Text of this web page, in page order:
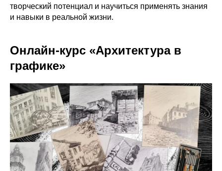
творческий потенциал и научиться применять знания
и навыки в реальной жизни.
Онлайн-курс «Архитектура в
графике»